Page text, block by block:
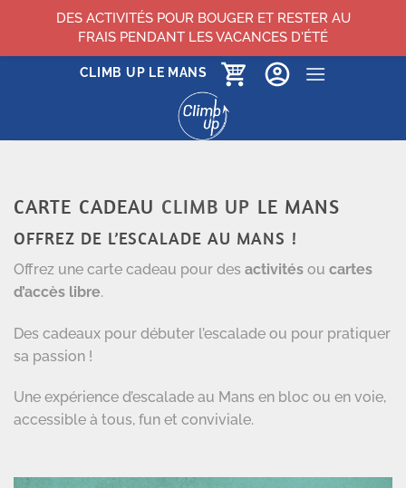
CLIMB UP LE MANS
CARTE CADEAU CLIMB UP LE MANS
OFFREZ DE L’ESCALADE AU MANS !
Offrez une carte cadeau pour des activités ou cartes
d’accès libre.
Des cadeaux pour débuter l’escalade ou pour pratiquer
sa passion !
Une expérience d’escalade au Mans en bloc ou en voie,
accessible à tous, fun et conviviale.
DES ACTIVITÉS POUR BOUGER ET RESTER AU
FRAIS PENDANT LES VACANCES D'ÉTÉ